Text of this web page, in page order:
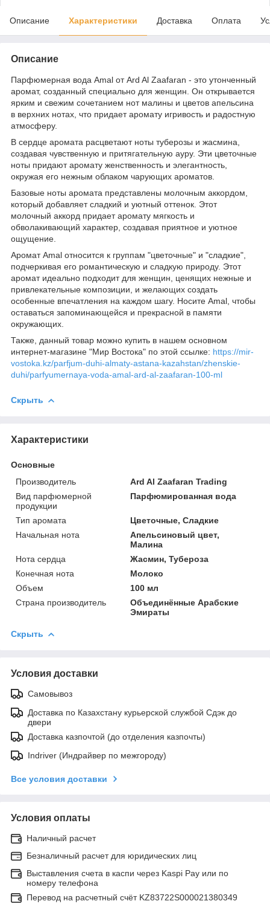
Описание Характеристики Доставка Оплата
Описание
Парфюмерная вода Amal от Ard Al Zaafaran - это утонченный
аромат, созданный специально для женщин. Он открывается
ярким и свежим сочетанием нот малины и цветов апельсина
в верхних нотах, что придает аромату игривость и радостную
атмосферу.
В сердце аромата расцветают ноты туберозы и жасмина,
создавая чувственную и притягательную ауру. Эти цветочные
ноты придают аромату женственность и элегантность,
окружая его нежным облаком чарующих ароматов.
Базовые ноты аромата представлены молочным аккордом,
который добавляет сладкий и уютный оттенок. Этот
молочный аккорд придает аромату мягкость и
обволакивающий характер, создавая приятное и уютное
ощущение.
Аромат Amal относится к группам "цветочные" и "сладкие",
подчеркивая его романтическую и сладкую природу. Этот
аромат идеально подходит для женщин, ценящих нежные и
привлекательные композиции, и желающих создать
особенные впечатления на каждом шагу. Носите Amal, чтобы
оставаться запоминающейся и прекрасной в памяти
окружающих.
Также, данный товар можно купить в нашем основном
интернет-магазине "Мир Востока" по этой ссылке: https://mir-
vostoka.kz/parfjum-duhi-almaty-astana-kazahstan/zhenskie-
duhi/parfyumernaya-voda-amal-ard-al-zaafaran-100-ml
Скрыть
Характеристики
Основные
Производитель
Ard Al Zaafaran Trading
Вид парфюмерной
продукции
Парфюмированная вода
Тип аромата
Цветочные, Сладкие
Начальная нота
Апельсиновый цвет,
Малина
Нота сердца
Жасмин, Тубероза
Конечная нота
Молоко
Объем
100 мл
Страна производитель
Объединённые Арабские
Эмираты
Скрыть
Условия доставки
Самовывоз
Доставка по Казахстану курьерской службой Сдэк до
двери
Доставка казпочтой (до отделения казпочты)
Indriver (Индрайвер по межгороду)
Все условия доставки
Условия оплаты
Наличный расчет
Безналичный расчет для юридических лиц
Выставления счета в каспи через Kaspi Pay или по
номеру телефона
Перевод на расчетный счёт KZ83722S000021380349